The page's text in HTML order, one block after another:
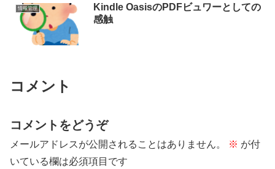
情報管理
Kindle OasisのPDFビュワーとしての
感触
コメント
コメントをどうぞ
メールアドレスが公開されることはありません。 ※ が付
いている欄は必須項目です